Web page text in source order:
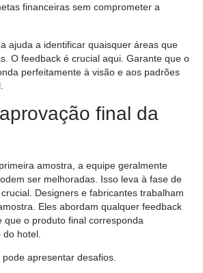
financeiras sem comprometer a
ajuda a identificar quaisquer áreas que
O feedback é crucial aqui. Garante que o
perfeitamente à visão e aos padrões
final da
amostra, a equipe geralmente
ser melhoradas. Isso leva à fase de
Designers e fabricantes trabalham
Eles abordam qualquer feedback
que o produto final corresponda
hotel.
apresentar desafios.